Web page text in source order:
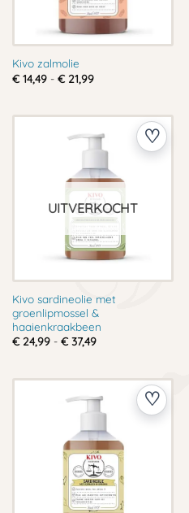
Kivo zalmolie
€14,49 - €21,99Prijsklasse:
UITVERKOCHT
Kivo sardineolie met
groenlipmossel &
haaienkraakbeen
€24,99 - €37,49Prijsklasse: